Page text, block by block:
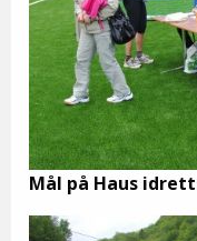
Mål på Haus